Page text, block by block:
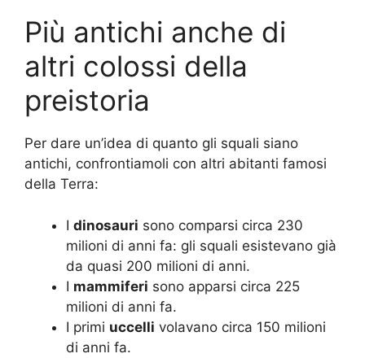
Più antichi anche di
altri colossi della
preistoria
Per dare un’idea di quanto gli squali siano
antichi, confrontiamoli con altri abitanti famosi
della Terra:
I dinosauri sono comparsi circa 230
milioni di anni fa: gli squali esistevano già
da quasi 200 milioni di anni.
I mammiferi sono apparsi circa 225
milioni di anni fa.
I primi uccelli volavano circa 150 milioni
di anni fa.